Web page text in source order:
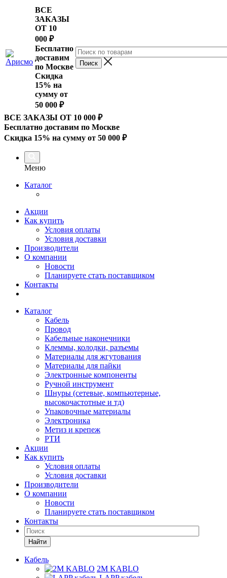
ВСЕ
ЗАКАЗЫ
ОТ 10
000 ₽
Бесплатно
доставим
по Москве
Скидка
15% на
сумму от
50 000 ₽
ВСЕ ЗАКАЗЫ ОТ 10 000 ₽
Бесплатно доставим по Москве
Скидка 15% на сумму от 50 000 ₽
Меню
Каталог
Акции
Как купить
Условия оплаты
Условия доставки
Производители
О компании
Новости
Планируете стать поставщиком
Контакты
Каталог
Кабель
Провод
Кабельные наконечники
Клеммы, колодки, разъемы
Материалы для жгутования
Материалы для пайки
Электронные компоненты
Ручной инструмент
Шнуры (сетевые, компьютерные,
высокочастотные и тд)
Упаковочные материалы
Электроника
Метиз и крепеж
РТИ
Акции
Как купить
Условия оплаты
Условия доставки
Производители
О компании
Новости
Планируете стать поставщиком
Контакты
Найти
Кабель
2M KABLO